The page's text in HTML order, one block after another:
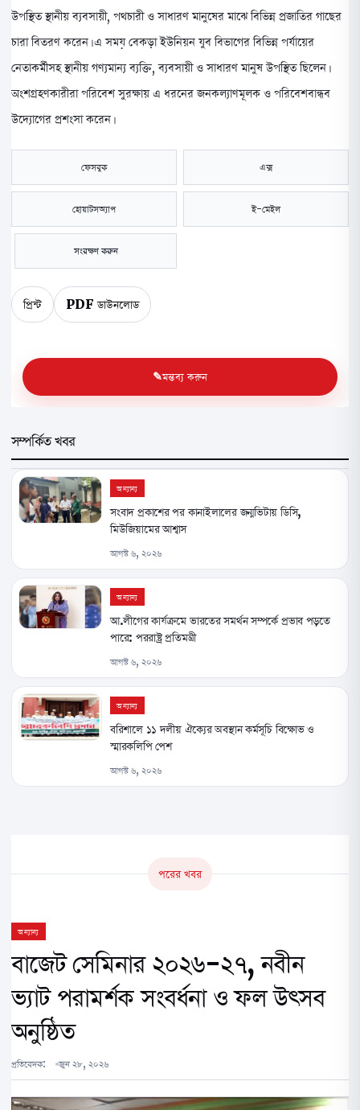
উপস্থিত স্থানীয় ব্যবসায়ী, পথচারী ও সাধারণ মানুষের মাঝে বিভিন্ন প্রজাতির গাছের
চারা বিতরণ করেন। এ সময় বেকড়া ইউনিয়ন যুব বিভাগের বিভিন্ন পর্যায়ের
নেতাকর্মীসহ স্থানীয় গণ্যমান্য ব্যক্তি, ব্যবসায়ী ও সাধারণ মানুষ উপস্থিত ছিলেন।
অংশগ্রহণকারীরা পরিবেশ সুরক্ষায় এ ধরনের জনকল্যাণমূলক ও পরিবেশবান্ধব
উদ্যোগের প্রশংসা করেন।
ফেসবুক এক্স
হোয়াটসঅ্যাপ ই-মেইল
সংরক্ষণ করুন
প্রিন্ট PDF ডাউনলোড
মন্তব্য করুন
সম্পর্কিত খবর
অন্যান্য
সংবাদ প্রকাশের পর কানাইলালের জন্মভিটায় ডিসি,
মিউজিয়ামের আশ্বাস
আগস্ট ৬, ২০২৬
অন্যান্য
আ.লীগের কার্যক্রমে ভারতের সমর্থন সম্পর্কে প্রভাব পড়তে
পারে: পররাষ্ট্র প্রতিমন্ত্রী
আগস্ট ৬, ২০২৬
অন্যান্য
বরিশালে ১১ দলীয় ঐক্যের অবস্থান কর্মসূচি বিক্ষোভ ও
স্মারকলিপি পেশ
আগস্ট ৬, ২০২৬
পরের খবর
অন্যান্য
বাজেট সেমিনার ২০২৬-২৭, নবীন
ভ্যাট পরামর্শক সংবর্ধনা ও ফল উৎসব
অনুষ্ঠিত
প্রতিবেদক: জুন ২৮, ২০২৬